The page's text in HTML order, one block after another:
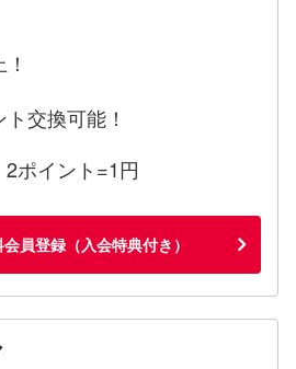
交換可能！
ポイント=1円
員登録（入会特典付き）